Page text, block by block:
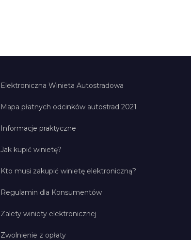
Elektroniczna Winieta Autostradowa
Mapa płatnych odcinków autostrad 2021
Informacje praktyczne
Jak kupić winietę?
Kto musi zakupić winietę elektroniczną?
Regulamin dla Konsumentów
Zalety winiety elektronicznej
Zwolnienie z opłaty